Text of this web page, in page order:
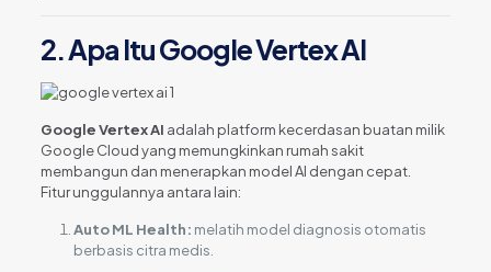
2. Apa Itu Google Vertex AI
Google Vertex AI adalah platform kecerdasan buatan milik
Google Cloud yang memungkinkan rumah sakit
membangun dan menerapkan model AI dengan cepat.
Fitur unggulannya antara lain:
Auto ML Health: melatih model diagnosis otomatis
berbasis citra medis.